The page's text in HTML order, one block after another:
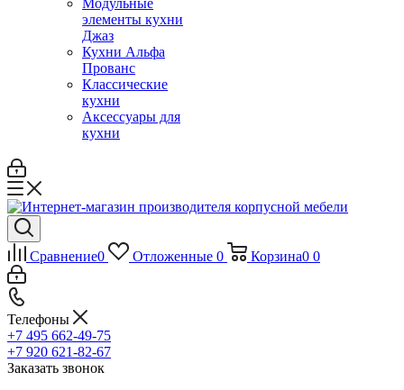
Модульные
элементы кухни
Джаз
Кухни Альфа
Прованс
Классические
кухни
Аксессуары для
кухни
Сравнение0 Отложенные 0 Корзина0 0
Телефоны
+7 495 662-49-75
+7 920 621-82-67
Заказать звонок